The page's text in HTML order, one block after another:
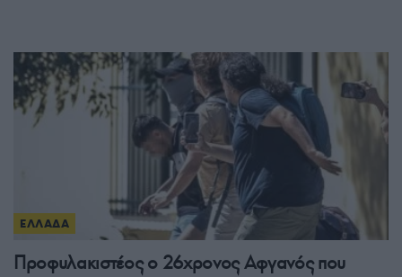
ΕΛΛΑΔΑ
Προφυλακιστέος ο 26χρονος Αφγανός που